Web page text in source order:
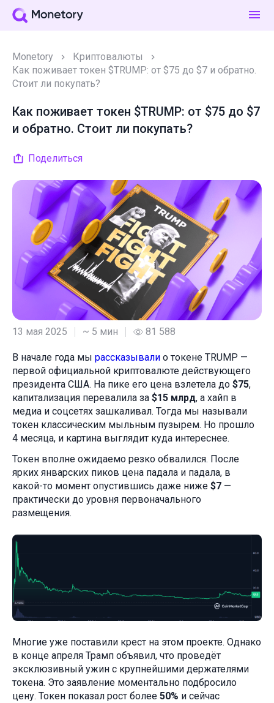
Monetory
Криптовалюты
Как поживает токен $TRUMP: от $75 до $7 и обратно.
Стоит ли покупать?
Как поживает токен $TRUMP: от $75 до $7
и обратно. Стоит ли покупать?
Поделиться
13 мая 2025 ~ 5 мин 81 588
В начале года мы рассказывали о токене TRUMP —
первой официальной криптовалюте действующего
президента США. На пике его цена взлетела до $75,
капитализация перевалила за $15 млрд, а хайп в
медиа и соцсетях зашкаливал. Тогда мы называли
токен классическим мыльным пузырем. Но прошло
4 месяца, и картина выглядит куда интереснее.
Токен вполне ожидаемо резко обвалился. После
ярких январских пиков цена падала и падала, в
какой-то момент опустившись даже ниже $7 —
практически до уровня первоначального
размещения.
Многие уже поставили крест на этом проекте. Однако
в конце апреля Трамп объявил, что проведёт
эксклюзивный ужин с крупнейшими держателями
токена. Это заявление моментально подбросило
цену. Токен показал рост более 50% и сейчас